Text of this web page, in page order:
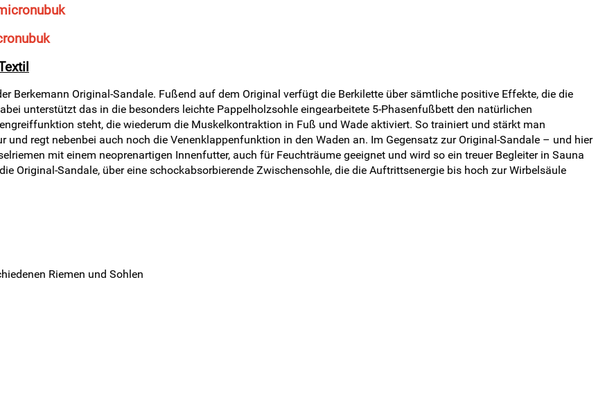
Berkemann Original-Sandale. Fußend auf dem Original verfügt die Berkilette über sämtliche positive Effekte, die die
unterstützt das in die besonders leichte Pappelholzsohle eingearbeitete 5-Phasenfußbett den natürlichen
steht, die wiederum die Muskelkontraktion in Fuß und Wade aktiviert. So trainiert und stärkt man
regt nebenbei auch noch die Venenklappenfunktion in den Waden an. Im Gegensatz zur Original-Sandale – und hier
mit einem neoprenartigen Innenfutter, auch für Feuchträume geeignet und wird so ein treuer Begleiter in Sauna
Original-Sandale, über eine schockabsorbierende Zwischensohle, die die Auftrittsenergie bis hoch zur Wirbelsäule
Riemen und Sohlen